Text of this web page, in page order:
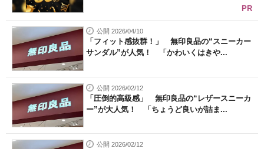
PR
公開 2026/04/10
「フィット感抜群！」 無印良品の“スニーカー
サンダル”が人気！ 「かわいくはきや...
公開 2026/02/12
「圧倒的高級感」 無印良品の“レザースニーカ
ー”が大人気！ 「ちょうど良いが詰ま...
公開 2026/02/12